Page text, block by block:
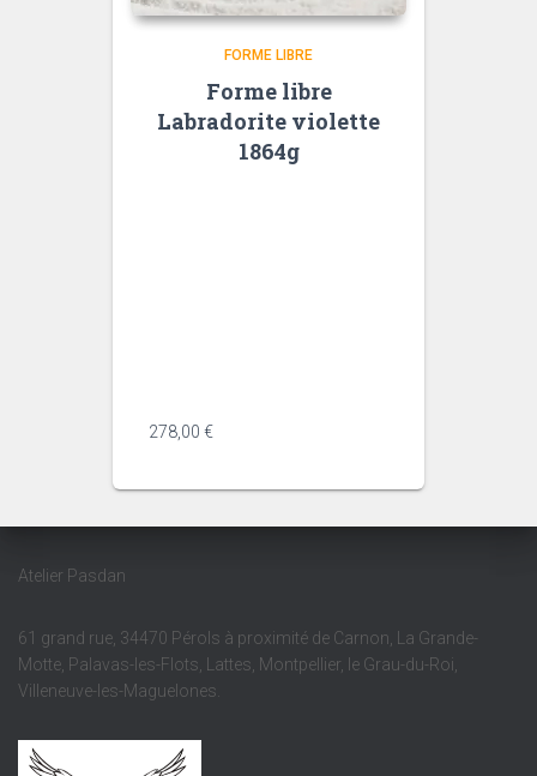
FORME LIBRE
Forme libre
Labradorite violette
1864g
278,00 €
Atelier Pasdan
61 grand rue, 34470 Pérols à proximité de Carnon, La Grande-
Motte, Palavas-les-Flots, Lattes, Montpellier, le Grau-du-Roi,
Villeneuve-les-Maguelones.